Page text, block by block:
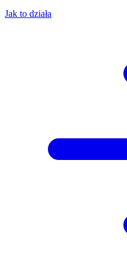
Jak to działa